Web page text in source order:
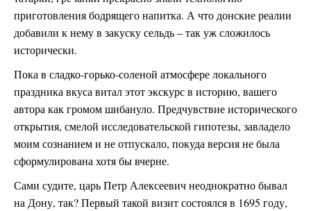
приготовления бодрящего напитка. А что донские реалии
добавили к нему в закуску сельдь – так уж сложилось
исторически.
Пока в сладко-горько-соленой атмосфере локального
праздника вкуса витал этот экскурс в историю, вашего
автора как громом шибануло. Предчувствие исторического
открытия, смелой исследовательской гипотезы, завладело
моим сознанием и не отпускало, покуда версия не была
сформулирована хотя бы вчерне.
Сами судите, царь Петр Алексеевич неоднократно бывал
на Дону, так? Первый такой визит состоялся в 1695 году,